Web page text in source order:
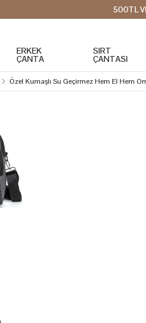
500TL
ERKEK
ÇANTA
SIRT
ÇANTASI
Özel Kumaşlı Su Geçirmez Hem El Hem